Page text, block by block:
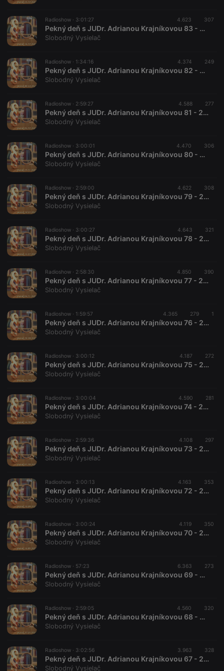
Radioshow · 3:01:27 4.623 307
Pekný deň s JUDr. Adrianou Krajníkovou 83 - 2022-12-16
Slobodný Vysielač
Radioshow · 1:34:16 4.374 249
Pekný deň s JUDr. Adrianou Krajníkovou 82 - 2022-12-09
Slobodný Vysielač
Radioshow · 2:59:27 4.588 277
Pekný deň s JUDr. Adrianou Krajníkovou 81 - 2022-12-02
Slobodný Vysielač
Radioshow · 3:00:01 4.470 306
Pekný deň s JUDr. Adrianou Krajníkovou 80 - 2022-11-25
Slobodný Vysielač
Radioshow · 2:59:00 4.622 308
Pekný deň s JUDr. Adrianou Krajníkovou 79 - 2022-11-18
Slobodný Vysielač
Radioshow · 3:00:27 4.643 321
Pekný deň s JUDr. Adrianou Krajníkovou 78 - 2022-11-11
Slobodný Vysielač
Radioshow · 2:58:30 4.850 390
Pekný deň s JUDr. Adrianou Krajníkovou 77 - 2022-11-04
Slobodný Vysielač
Radioshow · 1:59:57 4.365 279 1
Pekný deň s JUDr. Adrianou Krajníkovou 76 - 2022-10-28
Slobodný Vysielač
Radioshow · 3:00:12 4.187 272
Pekný deň s JUDr. Adrianou Krajníkovou 75 - 2022-10-21
Slobodný Vysielač
Radioshow · 3:00:04 4.590 281
Pekný deň s JUDr. Adrianou Krajníkovou 74 - 2022-10-14
Slobodný Vysielač
Radioshow · 2:59:36 4.108 297
Pekný deň s JUDr. Adrianou Krajníkovou 73 - 2022-10-07
Slobodný Vysielač
Radioshow · 3:00:13 4.163 353
Pekný deň s JUDr. Adrianou Krajníkovou 72 - 2022-09-30
Slobodný Vysielač
Radioshow · 3:00:24 4.119 350
Pekný deň s JUDr. Adrianou Krajníkovou 70 - 2022-09-16
Slobodný Vysielač
Radioshow · 57:23 6.363 273
Pekný deň s JUDr. Adrianou Krajníkovou 69 - 2022-06-03
Slobodný Vysielač
Radioshow · 2:59:05 4.560 320
Pekný deň s JUDr. Adrianou Krajníkovou 68 - 2022-05-27
Slobodný Vysielač
Radioshow · 3:02:56 3.963 328
Pekný deň s JUDr. Adrianou Krajníkovou 67 - 2022-05-20
Slobodný Vysielač